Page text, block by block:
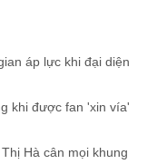
áp lực khi đại diện
khi được fan 'xin vía'
Hà cân mọi khung